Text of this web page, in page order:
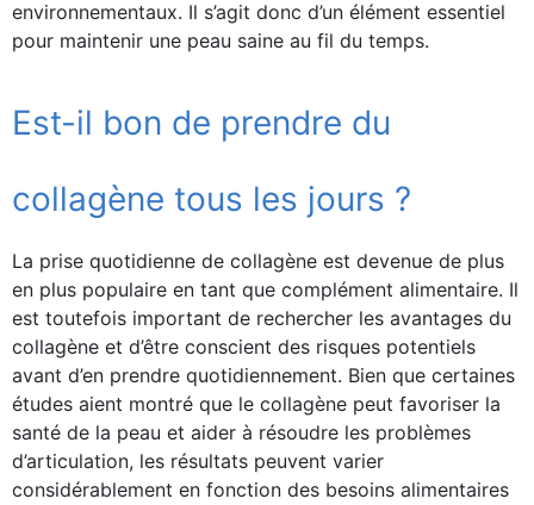
environnementaux. Il s’agit donc d’un élément essentiel
pour maintenir une peau saine au fil du temps.
Est-il bon de prendre du
collagène tous les jours ?
La prise quotidienne de collagène est devenue de plus
en plus populaire en tant que complément alimentaire. Il
est toutefois important de rechercher les avantages du
collagène et d’être conscient des risques potentiels
avant d’en prendre quotidiennement. Bien que certaines
études aient montré que le collagène peut favoriser la
santé de la peau et aider à résoudre les problèmes
d’articulation, les résultats peuvent varier
considérablement en fonction des besoins alimentaires